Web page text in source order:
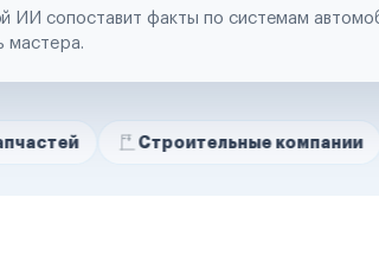
ИИ сопоставит факты по системам
мастера.
Строительные компании